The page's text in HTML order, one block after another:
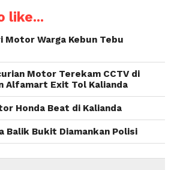
like...
Motor Warga Kebun Tebu
Motor Terekam CCTV di
Alfamart Exit Tol Kalianda
Honda Beat di Kalianda
Balik Bukit Diamankan Polisi